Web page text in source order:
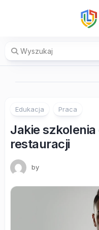
Edukacja Praca
Jakie
restauracji
by